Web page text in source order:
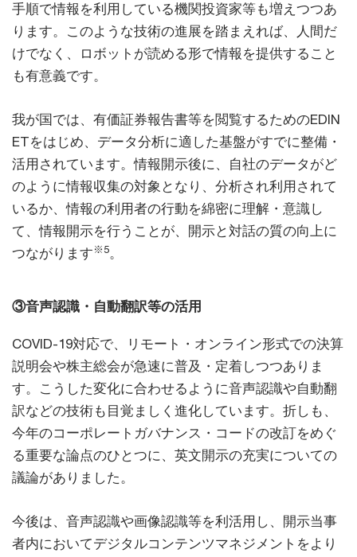
手順で情報を利用している機関投資家等も増えつつあ
ります。このような技術の進展を踏まえれば、人間だ
けでなく、ロボットが読める形で情報を提供すること
も有意義です。
我が国では、有価証券報告書等を閲覧するためのEDIN
ETをはじめ、データ分析に適した基盤がすでに整備・
活用されています。情報開示後に、自社のデータがど
のように情報収集の対象となり、分析され利用されて
いるか、情報の利用者の行動を綿密に理解・意識し
て、情報開示を行うことが、開示と対話の質の向上に
つながります※5。
③音声認識・自動翻訳等の活用
COVID-19対応で、リモート・オンライン形式での決算
説明会や株主総会が急速に普及・定着しつつありま
す。こうした変化に合わせるように音声認識や自動翻
訳などの技術も目覚ましく進化しています。折しも、
今年のコーポレートガバナンス・コードの改訂をめぐ
る重要な論点のひとつに、英文開示の充実についての
議論がありました。
今後は、音声認識や画像認識等を利活用し、開示当事
者内においてデジタルコンテンツマネジメントをより